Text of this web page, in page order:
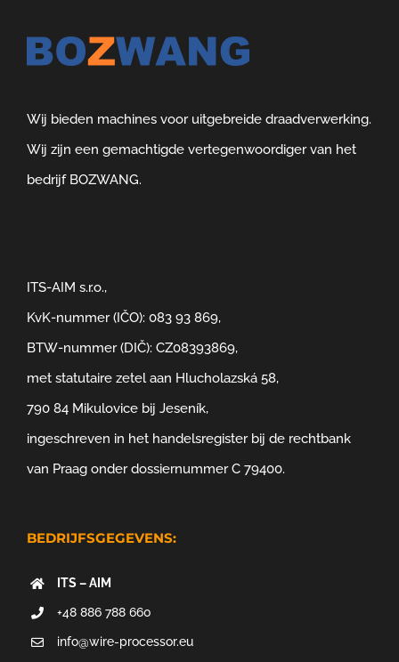
Wij bieden machines voor uitgebreide draadverwerking.
Wij zijn een gemachtigde vertegenwoordiger van het
bedrijf BOZWANG.
ITS-AIM s.r.o.,
KvK-nummer (IČO): 083 93 869,
BTW-nummer (DIČ): CZ08393869,
met statutaire zetel aan Hlucholazská 58,
790 84 Mikulovice bij Jeseník,
ingeschreven in het handelsregister bij de rechtbank
van Praag onder dossiernummer C 79400.
BEDRIJFSGEGEVENS:
ITS – AIM
+48 886 788 660
info@wire-processor.eu